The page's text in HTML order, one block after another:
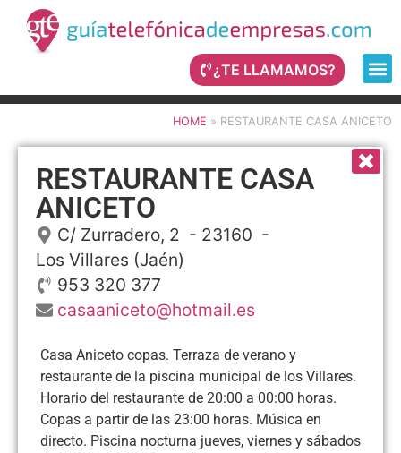
¿TE LLAMAMOS?
HOME » RESTAURANTE CASA ANICETO
RESTAURANTE CASA
ANICETO
C/ Zurradero, 2 - 23160 -
Los Villares (Jaén)
953 320 377
casaaniceto@hotmail.es
Casa Aniceto copas. Terraza de verano y
restaurante de la piscina municipal de los Villares.
Horario del restaurante de 20:00 a 00:00 horas.
Copas a partir de las 23:00 horas. Música en
directo. Piscina nocturna jueves, viernes y sábados